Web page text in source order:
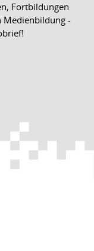
Fortbildungen
Medienbildung -